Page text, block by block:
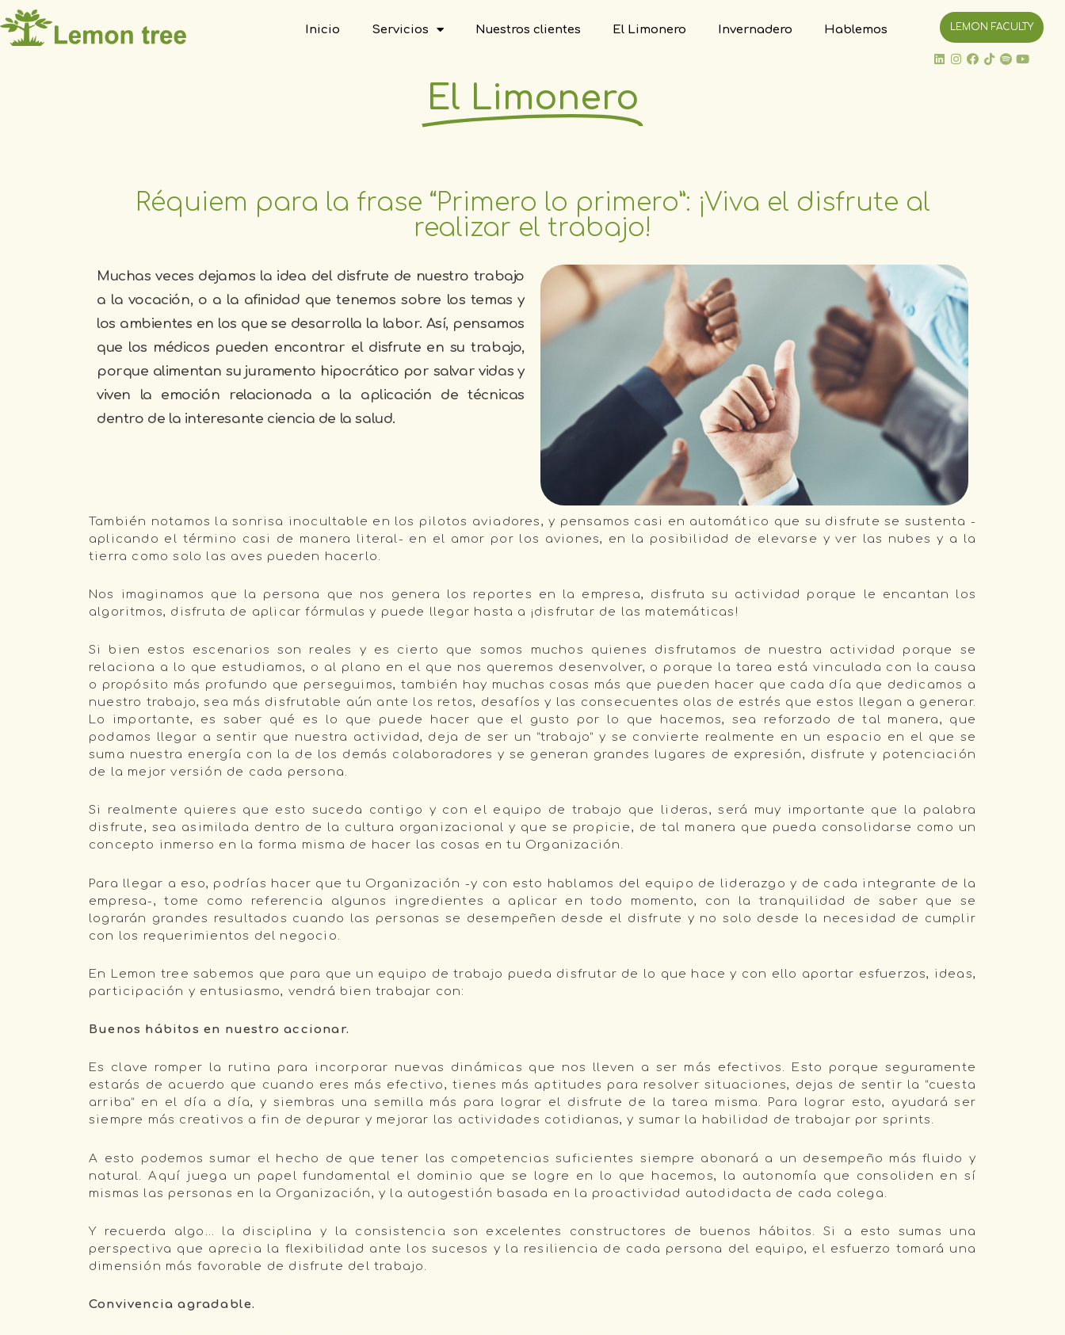
Inicio Servicios Nuestros clientes El Limonero Invernadero Hablemos LEMON FACULTY
El Limonero
Réquiem para la frase “Primero lo primero”: ¡Viva el disfrute al
realizar el trabajo!
Muchas veces dejamos la idea del disfrute de nuestro trabajo
a la vocación, o a la afinidad que tenemos sobre los temas y
los ambientes en los que se desarrolla la labor. Así, pensamos
que los médicos pueden encontrar el disfrute en su trabajo,
porque alimentan su juramento hipocrático por salvar vidas y
viven la emoción relacionada a la aplicación de técnicas
dentro de la interesante ciencia de la salud.
También notamos la sonrisa inocultable en los pilotos aviadores, y pensamos casi en automático que su disfrute se sustenta -
aplicando el término casi de manera literal- en el amor por los aviones, en la posibilidad de elevarse y ver las nubes y a la
tierra como solo las aves pueden hacerlo.
Nos imaginamos que la persona que nos genera los reportes en la empresa, disfruta su actividad porque le encantan los
algoritmos, disfruta de aplicar fórmulas y puede llegar hasta a ¡disfrutar de las matemáticas!
Si bien estos escenarios son reales y es cierto que somos muchos quienes disfrutamos de nuestra actividad porque se
relaciona a lo que estudiamos, o al plano en el que nos queremos desenvolver, o porque la tarea está vinculada con la causa
o propósito más profundo que perseguimos, también hay muchas cosas más que pueden hacer que cada día que dedicamos a
nuestro trabajo, sea más disfrutable aún ante los retos, desafíos y las consecuentes olas de estrés que estos llegan a generar.
Lo importante, es saber qué es lo que puede hacer que el gusto por lo que hacemos, sea reforzado de tal manera, que
podamos llegar a sentir que nuestra actividad, deja de ser un “trabajo” y se convierte realmente en un espacio en el que se
suma nuestra energía con la de los demás colaboradores y se generan grandes lugares de expresión, disfrute y potenciación
de la mejor versión de cada persona.
Si realmente quieres que esto suceda contigo y con el equipo de trabajo que lideras, será muy importante que la palabra
disfrute, sea asimilada dentro de la cultura organizacional y que se propicie, de tal manera que pueda consolidarse como un
concepto inmerso en la forma misma de hacer las cosas en tu Organización.
Para llegar a eso, podrías hacer que tu Organización -y con esto hablamos del equipo de liderazgo y de cada integrante de la
empresa-, tome como referencia algunos ingredientes a aplicar en todo momento, con la tranquilidad de saber que se
lograrán grandes resultados cuando las personas se desempeñen desde el disfrute y no solo desde la necesidad de cumplir
con los requerimientos del negocio.
En Lemon tree sabemos que para que un equipo de trabajo pueda disfrutar de lo que hace y con ello aportar esfuerzos, ideas,
participación y entusiasmo, vendrá bien trabajar con:
Buenos hábitos en nuestro accionar.
Es clave romper la rutina para incorporar nuevas dinámicas que nos lleven a ser más efectivos. Esto porque seguramente
estarás de acuerdo que cuando eres más efectivo, tienes más aptitudes para resolver situaciones, dejas de sentir la “cuesta
arriba” en el día a día, y siembras una semilla más para lograr el disfrute de la tarea misma. Para lograr esto, ayudará ser
siempre más creativos a fin de depurar y mejorar las actividades cotidianas, y sumar la habilidad de trabajar por sprints.
A esto podemos sumar el hecho de que tener las competencias suficientes siempre abonará a un desempeño más fluido y
natural. Aquí juega un papel fundamental el dominio que se logre en lo que hacemos, la autonomía que consoliden en sí
mismas las personas en la Organización, y la autogestión basada en la proactividad autodidacta de cada colega.
Y recuerda algo… la disciplina y la consistencia son excelentes constructores de buenos hábitos. Si a esto sumas una
perspectiva que aprecia la flexibilidad ante los sucesos y la resiliencia de cada persona del equipo, el esfuerzo tomará una
dimensión más favorable de disfrute del trabajo.
Convivencia agradable.